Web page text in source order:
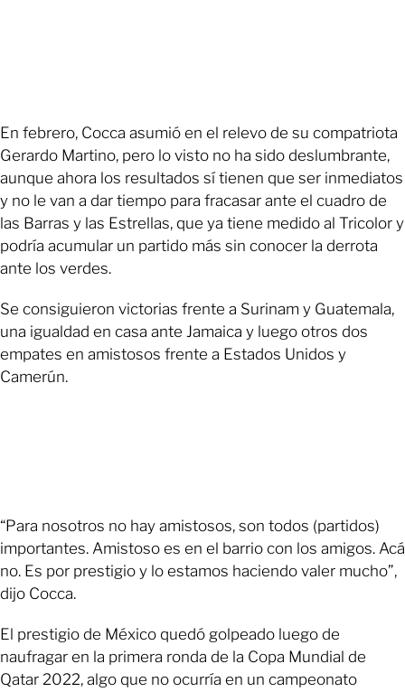
En febrero, Cocca asumió en el relevo de su compatriota
Gerardo Martino, pero lo visto no ha sido deslumbrante,
aunque ahora los resultados sí tienen que ser inmediatos
y no le van a dar tiempo para fracasar ante el cuadro de
las Barras y las Estrellas, que ya tiene medido al Tricolor y
podría acumular un partido más sin conocer la derrota
ante los verdes.
Se consiguieron victorias frente a Surinam y Guatemala,
una igualdad en casa ante Jamaica y luego otros dos
empates en amistosos frente a Estados Unidos y
Camerún.
“Para nosotros no hay amistosos, son todos (partidos)
importantes. Amistoso es en el barrio con los amigos. Acá
no. Es por prestigio y lo estamos haciendo valer mucho”,
dijo Cocca.
El prestigio de México quedó golpeado luego de
naufragar en la primera ronda de la Copa Mundial de
Qatar 2022, algo que no ocurría en un campeonato